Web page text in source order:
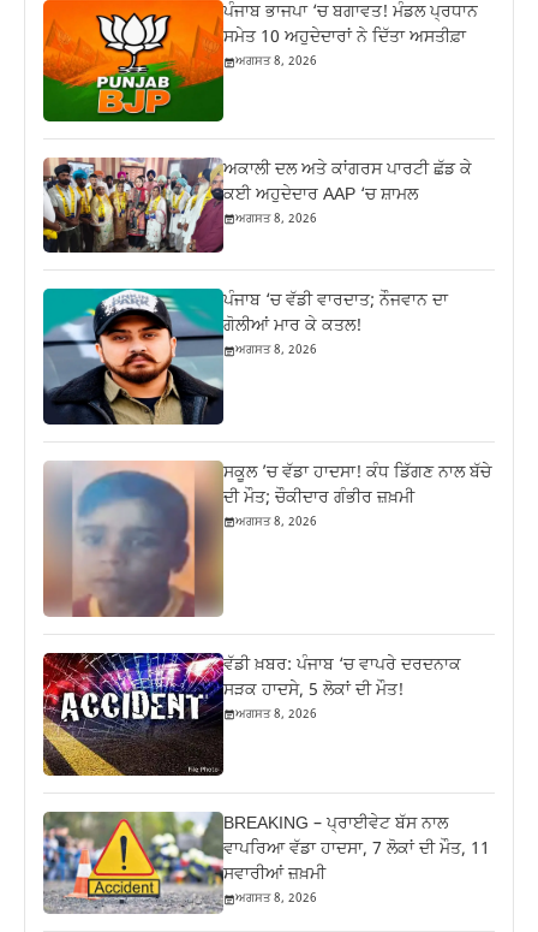
ਪੰਜਾਬ ਭਾਜਪਾ ‘ਚ ਬਗਾਵਤ! ਮੰਡਲ ਪ੍ਰਧਾਨ
ਸਮੇਤ 10 ਅਹੁਦੇਦਾਰਾਂ ਨੇ ਦਿੱਤਾ ਅਸਤੀਫ਼ਾ
ਅਗਸਤ 8, 2026
ਅਕਾਲੀ ਦਲ ਅਤੇ ਕਾਂਗਰਸ ਪਾਰਟੀ ਛੱਡ ਕੇ
ਕਈ ਅਹੁਦੇਦਾਰ AAP ‘ਚ ਸ਼ਾਮਲ
ਅਗਸਤ 8, 2026
ਪੰਜਾਬ ‘ਚ ਵੱਡੀ ਵਾਰਦਾਤ; ਨੌਜਵਾਨ ਦਾ
ਗੋਲੀਆਂ ਮਾਰ ਕੇ ਕਤਲ!
ਅਗਸਤ 8, 2026
ਸਕੂਲ ’ਚ ਵੱਡਾ ਹਾਦਸਾ! ਕੰਧ ਡਿੱਗਣ ਨਾਲ ਬੱਚੇ
ਦੀ ਮੌਤ; ਚੌਕੀਦਾਰ ਗੰਭੀਰ ਜ਼ਖ਼ਮੀ
ਅਗਸਤ 8, 2026
ਵੱਡੀ ਖ਼ਬਰ: ਪੰਜਾਬ ‘ਚ ਵਾਪਰੇ ਦਰਦਨਾਕ
ਸੜਕ ਹਾਦਸੇ, 5 ਲੋਕਾਂ ਦੀ ਮੌਤ!
ਅਗਸਤ 8, 2026
BREAKING – ਪ੍ਰਾਈਵੇਟ ਬੱਸ ਨਾਲ
ਵਾਪਰਿਆ ਵੱਡਾ ਹਾਦਸਾ, 7 ਲੋਕਾਂ ਦੀ ਮੌਤ, 11
ਸਵਾਰੀਆਂ ਜ਼ਖ਼ਮੀ
ਅਗਸਤ 8, 2026